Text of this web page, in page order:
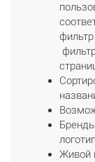
фильтр
Живой